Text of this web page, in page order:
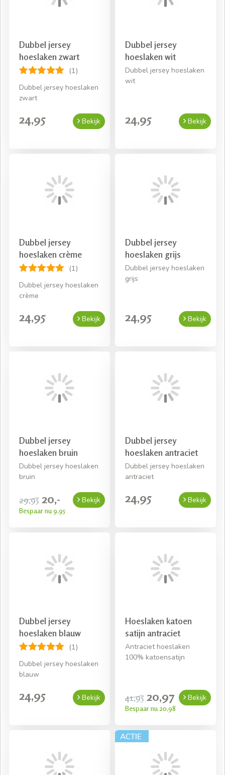
Gratis bezorging bij een bestelling van € 50,- aan
beddengoed
Dubbel jersey
hoeslaken zwart
(1)
Dubbel jersey hoeslaken
zwart
24,95 Bekijk
Dubbel jersey
hoeslaken wit
Dubbel jersey hoeslaken
wit
24,95 Bekijk
Dubbel jersey
hoeslaken crème
(1)
Dubbel jersey hoeslaken
crème
24,95 Bekijk
Dubbel jersey
hoeslaken grijs
Dubbel jersey hoeslaken
grijs
24,95 Bekijk
Dubbel jersey
hoeslaken bruin
Dubbel jersey hoeslaken
bruin
29,95 20,-
Bespaar nu 9,95
Bekijk
Dubbel jersey
hoeslaken antraciet
Dubbel jersey hoeslaken
antraciet
24,95 Bekijk
Dubbel jersey
hoeslaken blauw
(1)
Dubbel jersey hoeslaken
blauw
24,95 Bekijk
Hoeslaken katoen
satijn antraciet
Antraciet hoeslaken
100% katoensatijn
41,95 20,97
Bespaar nu 20,98
Bekijk